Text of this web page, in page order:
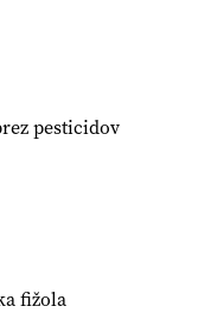
@EUAgri #IMCAP
#IMCAP #CAP
ključno za
pesticidov
fižola